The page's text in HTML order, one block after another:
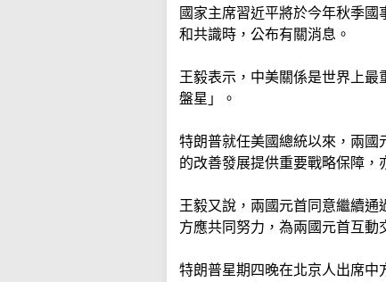
國家主席習近平將於今年秋季
和共識時，公布有關消息。
王毅表示，中美關係是世界上
盤星」。
特朗普就任美國總統以來，兩國
的改善發展提供重要戰略保障，
王毅又說，兩國元首同意繼續
方應共同努力，為兩國元首互動
特朗普星期四晚在北京人出席中